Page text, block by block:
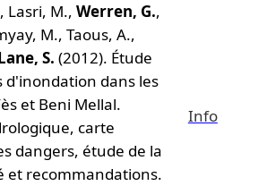
, Lasri, M., Werren, G.,
M., Taous, A.,
S. (2012). Étude
d'inondation dans les
et Beni Mellal.
carte
dangers, étude de la
et recommandations.
Info